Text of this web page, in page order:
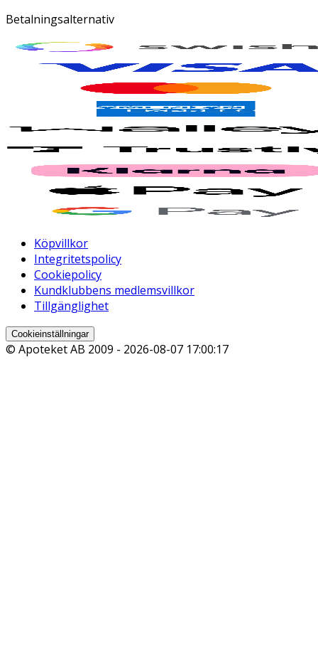
Betalningsalternativ
Köpvillkor
Integritetspolicy
Cookiepolicy
Kundklubbens medlemsvillkor
Tillgänglighet
Cookieinställningar
© Apoteket AB 2009 - 2026-08-07 17:00:17